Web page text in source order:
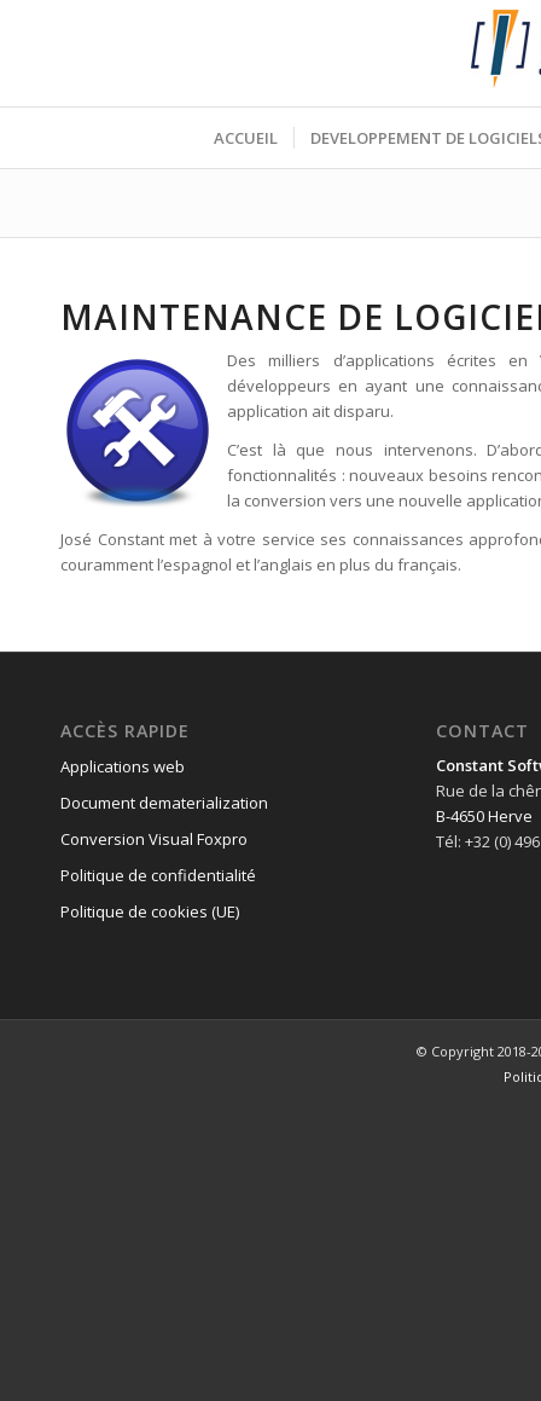
ACCUEIL DEVELOPPEMENT DE
MAINTENANCE DE
Des milliers d’applications écrites
développeurs en ayant une
application ait disparu.
C’est là que nous intervenons.
fonctionnalités : nouveaux besoins
la conversion vers une nouvelle
José Constant met à votre service ses connaissances
couramment l’espagnol et l’anglais en plus du français.
ACCÈS RAPIDE
Applications web
Document dematerialization
Conversion Visual Foxpro
Politique de confidentialité
Politique de cookies (UE)
CONTACT
Constant
Rue de la
B-4650 Herve
Tél: +32 (0)
© Copyright 2018-